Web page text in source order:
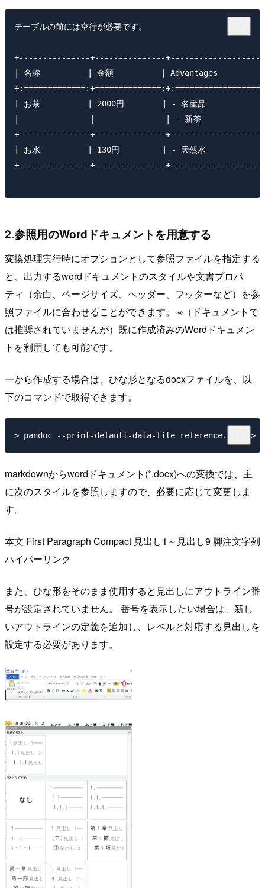
テーブルの前には空行が必要です。
+---------------+---------------+--------------------
| 名称          | 金額          | Advantages
| お茶          | 2000円        | - 名産品
|               |               | - 新茶
+---------------+---------------+--------------------
| お水          | 130円         | - 天然水
+---------------+---------------+--------------------
2.参照用のWordドキュメントを用意する
変換処理実行時にオプションとして参照ファイルを指定する
と、出力するwordドキュメントのスタイルや文書プロパ
ティ（余白、ページサイズ、ヘッダー、フッターなど）を参
照ファイルに合わせることができます。 ※（ドキュメントで
は推奨されていませんが）既に作成済みのWordドキュメン
トを利用しても可能です。
一から作成する場合は、ひな形となるdocxファイルを、以
下のコマンドで取得できます。
markdownからwordドキュメント(*.docx)への変換では、主
に次のスタイルを参照しますので、必要に応じて変更しま
す。
本文 First Paragraph Compact 見出し1～見出し9 脚注文字列
ハイパーリンク
また、ひな形をそのまま使用すると見出しにアウトライン番
号が設定されていません。 番号を表示したい場合は、新し
いアウトラインの定義を追加し、レベルと対応する見出しを
設定する必要があります。